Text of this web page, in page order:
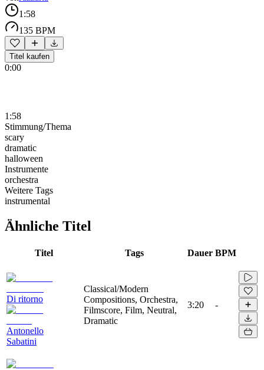
1:58
135 BPM
Titel kaufen
0:00
1:58
Stimmung/Thema
scary
dramatic
halloween
Instrumente
orchestra
Weitere Tags
instrumental
Ähnliche Titel
Titel Tags Dauer BPM
Di ritorno
Antonello
Sabatini
Classical/Modern
Compositions, Orchestra,
Filmscore, Film, Neutral,
Dramatic
3:20 -